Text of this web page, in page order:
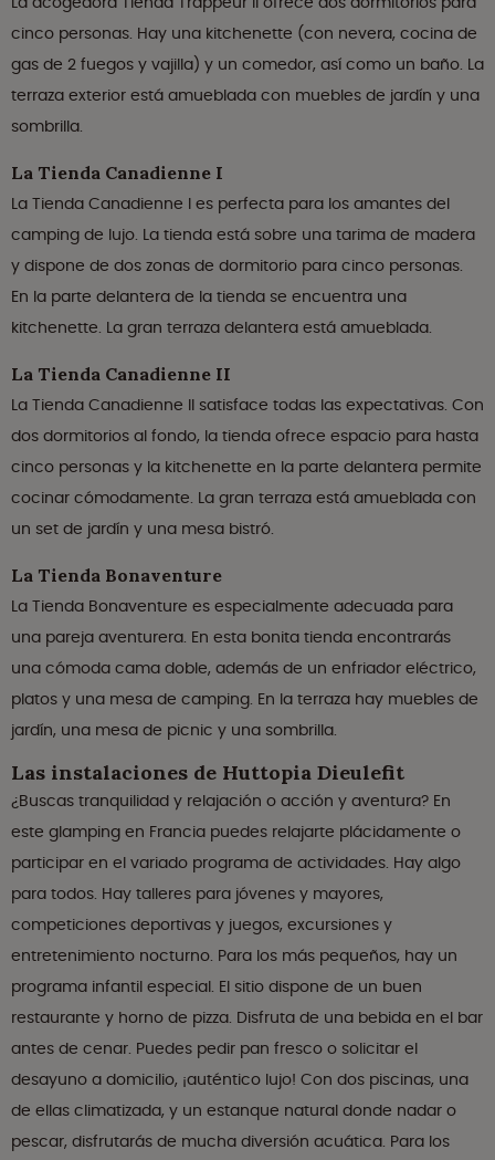
cinco personas. Hay una kitchenette (con nevera, cocina de
gas de 2 fuegos y vajilla) y un comedor, así como un baño. La
terraza exterior está amueblada con muebles de jardín y una
sombrilla.
La Tienda Canadienne I
La Tienda Canadienne I es perfecta para los amantes del
camping de lujo. La tienda está sobre una tarima de madera
y dispone de dos zonas de dormitorio para cinco personas.
En la parte delantera de la tienda se encuentra una
kitchenette. La gran terraza delantera está amueblada.
La Tienda Canadienne II
La Tienda Canadienne II satisface todas las expectativas. Con
dos dormitorios al fondo, la tienda ofrece espacio para hasta
cinco personas y la kitchenette en la parte delantera permite
cocinar cómodamente. La gran terraza está amueblada con
un set de jardín y una mesa bistró.
La Tienda Bonaventure
La Tienda Bonaventure es especialmente adecuada para
una pareja aventurera. En esta bonita tienda encontrarás
una cómoda cama doble, además de un enfriador eléctrico,
platos y una mesa de camping. En la terraza hay muebles de
jardín, una mesa de picnic y una sombrilla.
Las instalaciones de Huttopia Dieulefit
¿Buscas tranquilidad y relajación o acción y aventura? En
este glamping en Francia puedes relajarte plácidamente o
participar en el variado programa de actividades. Hay algo
para todos. Hay talleres para jóvenes y mayores,
competiciones deportivas y juegos, excursiones y
entretenimiento nocturno. Para los más pequeños, hay un
programa infantil especial. El sitio dispone de un buen
restaurante y horno de pizza. Disfruta de una bebida en el bar
antes de cenar. Puedes pedir pan fresco o solicitar el
desayuno a domicilio, ¡auténtico lujo! Con dos piscinas, una
de ellas climatizada, y un estanque natural donde nadar o
pescar, disfrutarás de mucha diversión acuática. Para los